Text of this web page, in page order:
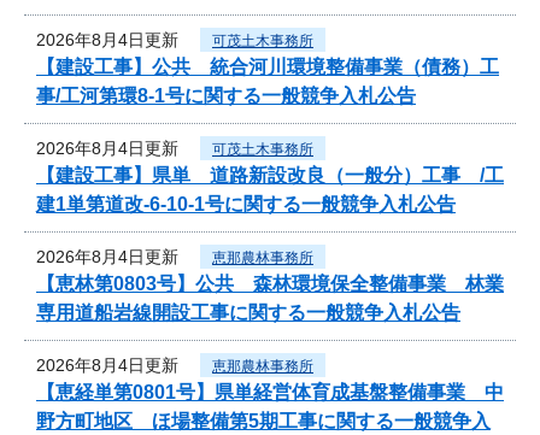
2026年8月4日更新 可茂土木事務所
【建設工事】公共 統合河川環境整備事業（債務）工
事/工河第環8-1号に関する一般競争入札公告
2026年8月4日更新 可茂土木事務所
【建設工事】県単 道路新設改良（一般分）工事 /工
建1単第道改-6-10-1号に関する一般競争入札公告
2026年8月4日更新 恵那農林事務所
【恵林第0803号】公共 森林環境保全整備事業 林業
専用道船岩線開設工事に関する一般競争入札公告
2026年8月4日更新 恵那農林事務所
【恵経単第0801号】県単経営体育成基盤整備事業 中
野方町地区 ほ場整備第5期工事に関する一般競争入